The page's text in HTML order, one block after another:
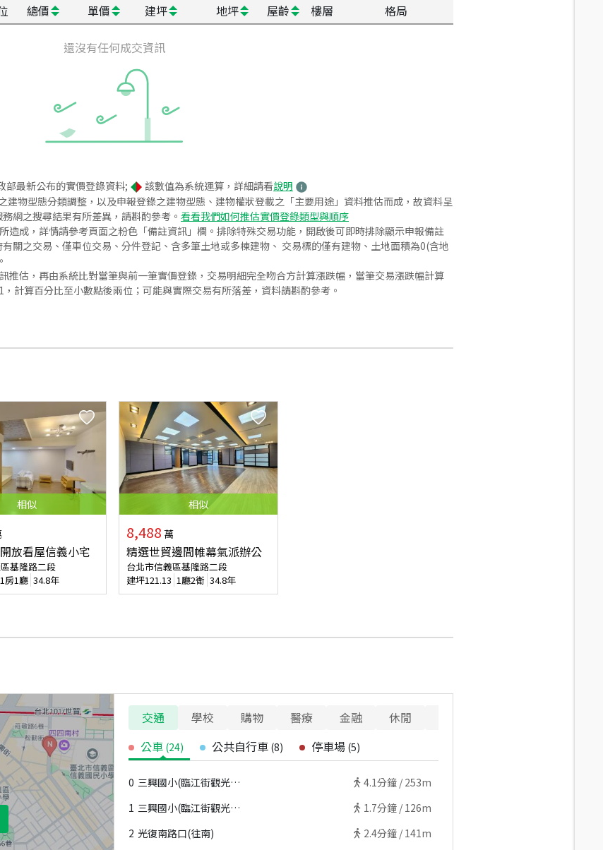
總價 單價 建坪 地坪 屋齡 樓層 格局
還沒有任何成交資訊
部最新公布的實價登錄資料; 該數值為系統運算，詳細請看說明
物型態分類調整，以及申報登錄之建物型態、建物權狀登載之「主要用途」資料推估而成，故資料呈
網之搜尋結果有所差異，請斟酌參考。 看看我們如何推估實價登錄類型與順序
造成，詳情請參考頁面之粉色「備註資訊」欄。排除特殊交易功能，開啟後可即時排除顯示申報備註
關之交易、僅車位交易、分件登記、含多筆土地或多棟建物、 交易標的僅有建物、土地面積為0(含地
推估，再由系統比對當筆與前一筆實價登錄，交易明細完全吻合方計算漲跌幅，當筆交易漲跌幅計算
計算百分比至小數點後兩位；可能與實際交易有所落差，資料請斟酌參考。
相似
放看屋信義小宅
基隆路二段
1房1廳 34.8年
相似
8,488 萬
精選世貿邊間帷幕氣派辦公
台北市信義區基隆路二段
建坪121.13 1廳2衛 34.8年
交通 學校 購物 醫療 金融 休閒
公車 (24) 公共自行車 (8) 停車場 (5)
0 三興國小(臨江街觀光夜市)(往北) 4.1分鐘 / 253m
1 三興國小(臨江街觀光夜市)(往南) 1.7分鐘 / 126m
2 光復南路口(往南) 2.4分鐘 / 141m